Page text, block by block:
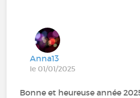
Anna13
le 01/01/2025
Bonne et heureuse année